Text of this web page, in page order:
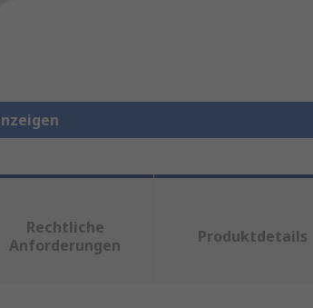
Rechtliche
Anforderungen
Produktdetails